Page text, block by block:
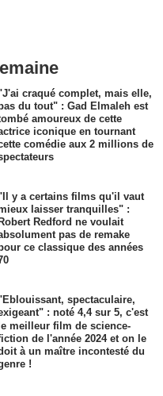
craqué complet, mais elle,
du tout" : Gad Elmaleh est
amoureux de cette
iconique en tournant
comédie aux 2 millions de
y a certains films qu'il vaut
laisser tranquilles" :
Robert Redford ne voulait
pas de remake
ce classique des années
spectaculaire,
: noté 4,4 sur 5, c'est
meilleur film de science-
de l'année 2024 et on le
à un maître incontesté du
!